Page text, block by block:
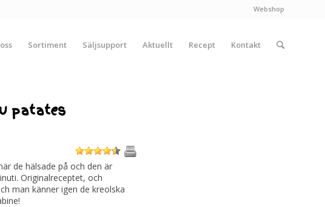
Webshop
Sortiment Säljsupport Aktuellt Recept Kontakt
patates
1 2 3 4 5
de hälsade på och den är
Originalreceptet, och
man känner igen de kreolska